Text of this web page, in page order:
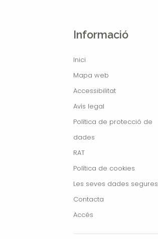
Informació
Inici
Mapa web
Accessibilitat
Avís legal
Política de protecció de
dades
RAT
Política de cookies
Les seves dades segures
Contacta
Accés